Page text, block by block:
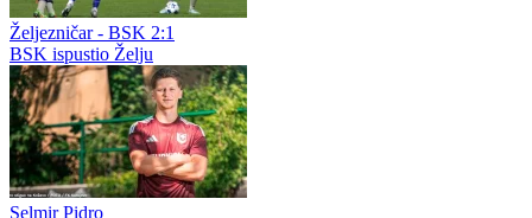
Sarajevo - Radnik 0:0
Sarajevo – Radnik